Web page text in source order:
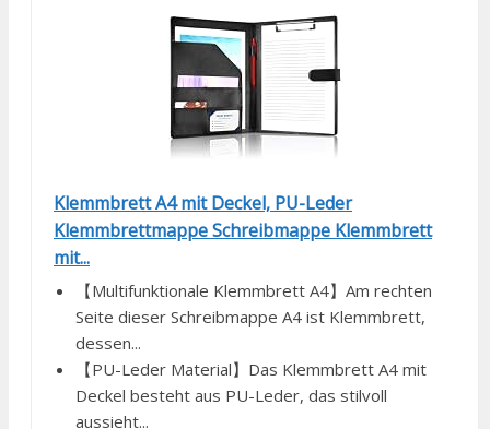
Klemmbrett A4 mit Deckel, PU-Leder
Klemmbrettmappe Schreibmappe Klemmbrett
mit...
【Multifunktionale Klemmbrett A4】Am rechten
Seite dieser Schreibmappe A4 ist Klemmbrett,
dessen...
【PU-Leder Material】Das Klemmbrett A4 mit
Deckel besteht aus PU-Leder, das stilvoll
aussieht...